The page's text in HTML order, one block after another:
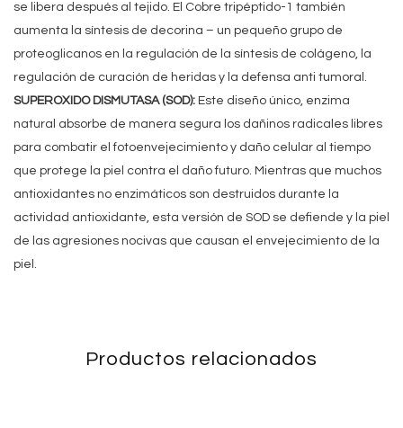
se libera después al tejido. El Cobre tripéptido-1 también
aumenta la síntesis de decorina – un pequeño grupo de
proteoglicanos en la regulación de la síntesis de colágeno, la
regulación de curación de heridas y la defensa anti tumoral.
SUPEROXIDO DISMUTASA (SOD): Este diseño único, enzima
natural absorbe de manera segura los dañinos radicales libres
para combatir el fotoenvejecimiento y daño celular al tiempo
que protege la piel contra el daño futuro. Mientras que muchos
antioxidantes no enzimáticos son destruidos durante la
actividad antioxidante, esta versión de SOD se defiende y la piel
de las agresiones nocivas que causan el envejecimiento de la
piel.
Productos relacionados